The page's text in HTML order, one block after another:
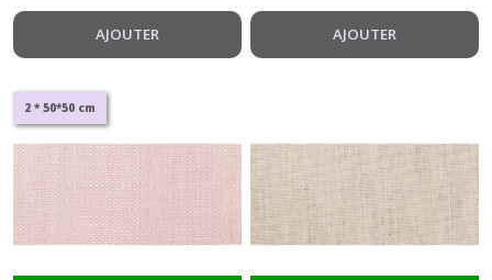
AJOUTER AJOUTER
2 * 50*50 cm